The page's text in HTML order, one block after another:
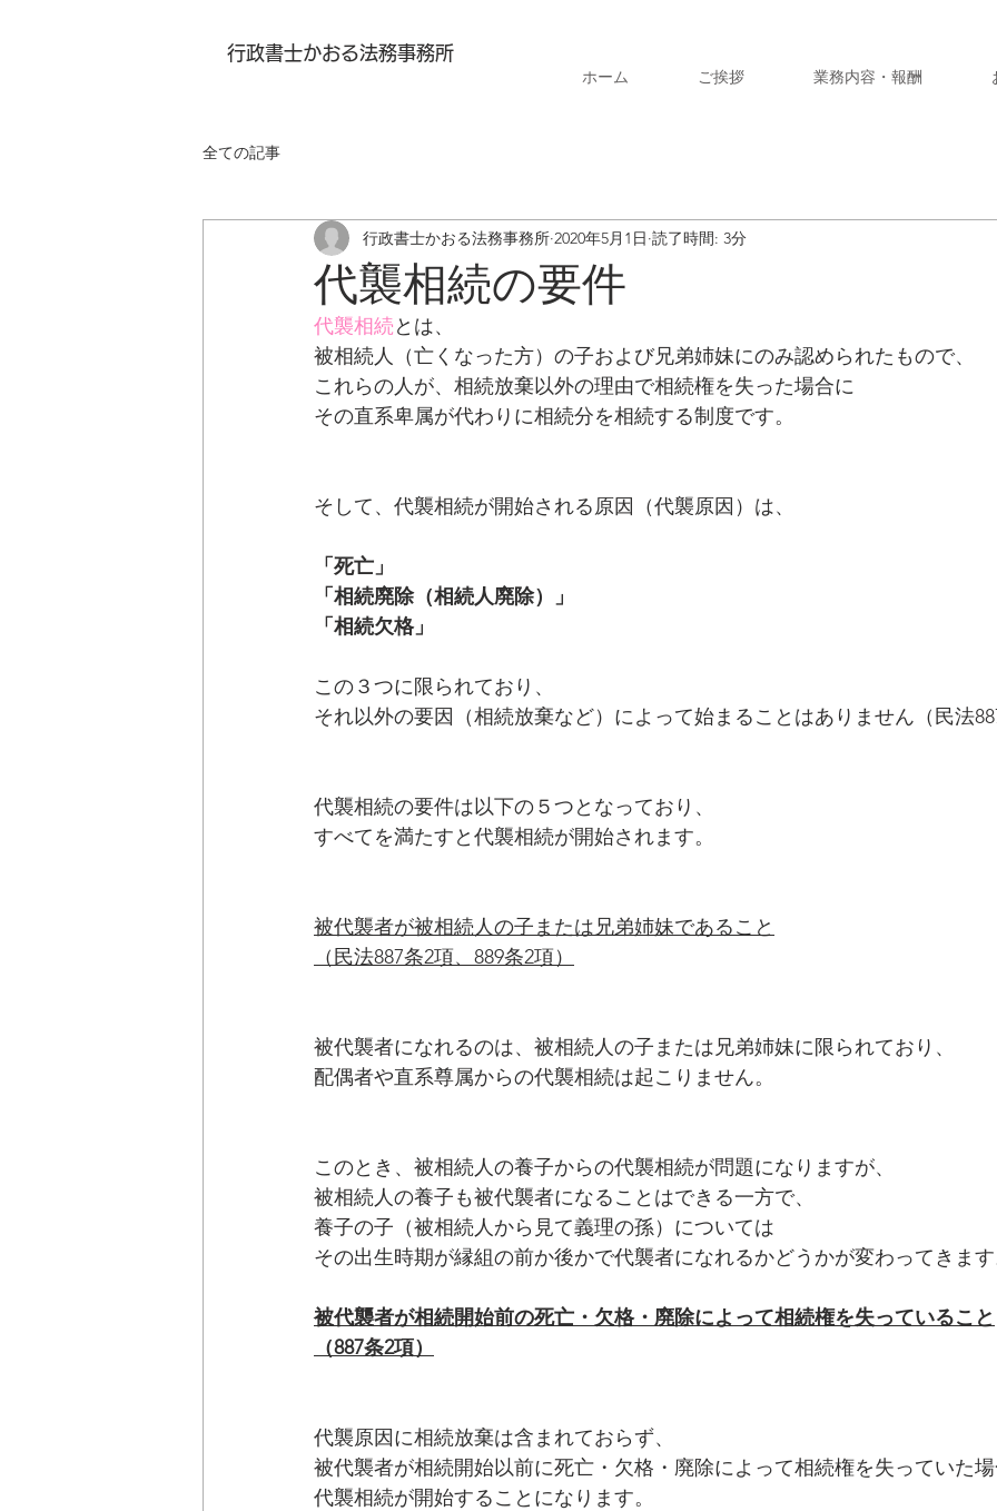
行政書士かおる法務事務所
ホーム ご挨拶 業務内容・報酬
全ての記事
代襲相続の要件
行政書士かおる法務事務所 2020年5月1日 読了時間: 3分
代襲相続とは、
被相続人（亡くなった方）の子および兄弟姉妹にのみ認められたもので、
これらの人が、相続放棄以外の理由で相続権を失った場合に
その直系卑属が代わりに相続分を相続する制度です。
そして、代襲相続が開始される原因（代襲原因）は、
「死亡」
「相続廃除（相続人廃除）」
「相続欠格」
この３つに限られており、
それ以外の要因（相続放棄など）によって始まることはありません（民法
代襲相続の要件は以下の５つとなっており、
すべてを満たすと代襲相続が開始されます。
被代襲者が被相続人の子または兄弟姉妹であること
（民法887条2項、889条2項）
被代襲者になれるのは、被相続人の子または兄弟姉妹に限られており、
配偶者や直系尊属からの代襲相続は起こりません。
このとき、被相続人の養子からの代襲相続が問題になりますが、
被相続人の養子も被代襲者になることはできる一方で、
養子の子（被相続人から見て義理の孫）については
その出生時期が縁組の前か後かで代襲者になれるかどうかが変わってきま
被代襲者が相続開始前の死亡・欠格・廃除によって相続権を失っていること
（887条2項）
代襲原因に相続放棄は含まれておらず、
被代襲者が相続開始以前に死亡・欠格・廃除によって相続権を失っていた
代襲相続が開始することになります。